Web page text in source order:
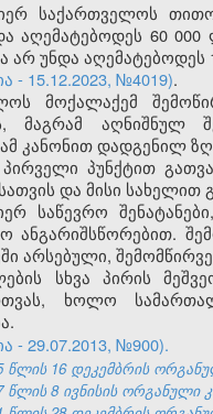
საქართველოს
აღემატებოდეს 60
არ უნდა აღემატებოდეს
- 15.12.2023, №4019).
მოქალაქემ
მაგრამ
ამ კანონით დადგენილ
პირველი პუნქტით
და მისი
საწევრო
ანგარიშსწორებით.
არსებული,
სხვა პირის
ხოლო
- 29.07.2013, №900).
წლის 16 დეკემბრის
წლის 8 ივნისის ორგანული